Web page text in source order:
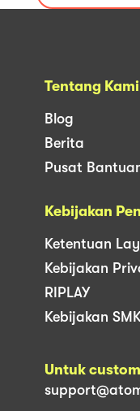
Tentang Kami
Blog
Berita
Pusat
Kebijakan
Ketentuan
Kebijakan
RIPLAY
Kebijakan
Untuk